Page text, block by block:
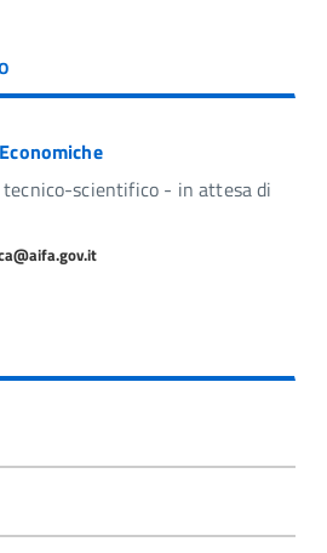
scientifico - in attesa di